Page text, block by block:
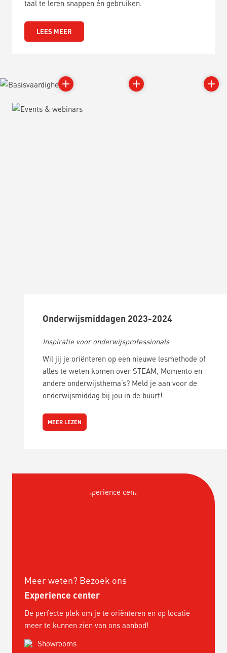
taal te leren snappen én gebruiken.
LEES MEER
Onderwijsmiddagen 2023-2024
Inspiratie voor onderwijsprofessionals
Wil jij je oriënteren op een nieuwe lesmethode of
alles te weten komen over STEAM, Momento en
andere onderwijsthema’s? Meld je aan voor de
onderwijsmiddag bij jou in de buurt!
MEER LEZEN
Meer weten? Bezoek ons
Experience center
De perfecte plek om je te oriënteren en op locatie
meer te kunnen zien van ons aanbod!
Showrooms